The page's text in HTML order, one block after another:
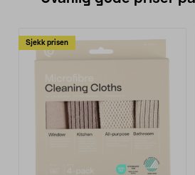
Sjekk prisen